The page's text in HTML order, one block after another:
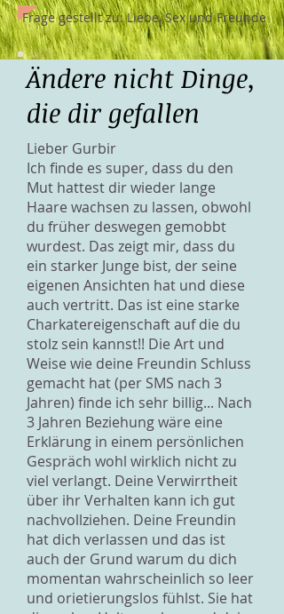
Frage gestellt zu: Liebe, Sex und Freunde
Ändere nicht Dinge,
die dir gefallen
Lieber Gurbir
Ich finde es super, dass du den
Mut hattest dir wieder lange
Haare wachsen zu lassen, obwohl
du früher deswegen gemobbt
wurdest. Das zeigt mir, dass du
ein starker Junge bist, der seine
eigenen Ansichten hat und diese
auch vertritt. Das ist eine starke
Charkatereigenschaft auf die du
stolz sein kannst!! Die Art und
Weise wie deine Freundin Schluss
gemacht hat (per SMS nach 3
Jahren) finde ich sehr billig... Nach
3 Jahren Beziehung wäre eine
Erklärung in einem persönlichen
Gespräch wohl wirklich nicht zu
viel verlangt. Deine Verwirrtheit
über ihr Verhalten kann ich gut
nachvollziehen. Deine Freundin
hat dich verlassen und das ist
auch der Grund warum du dich
momentan wahrscheinlich so leer
und orietierungslos fühlst. Sie hat